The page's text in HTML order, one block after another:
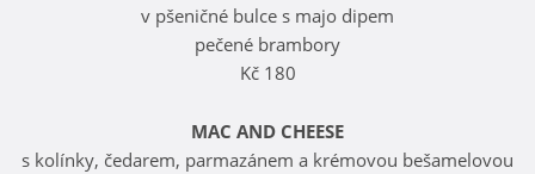
v pšeničné bulce s majo dipem
pečené brambory
Kč 180
MAC AND CHEESE
s kolínky, čedarem, parmazánem a krémovou bešamelovou